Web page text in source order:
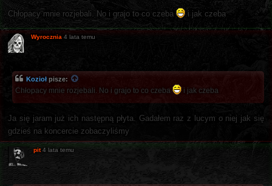
Chłopacy mnie rozjebali. No i grajo to co czeba i jak czeba
Wyrocznia 4 lata temu
Kozioł pisze:
Chłopacy mnie rozjebali. No i grajo to co czeba i jak czeba
Ja się jaram już ich następną płyta. Gadałem raz z lucym o niej jak się
gdzieś na koncercie zobaczyliśmy
pit 4 lata temu